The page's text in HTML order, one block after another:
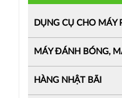
DỤNG CỤ CHO MÁY
MÁY ĐÁNH BÓNG,
HÀNG NHẬT BÃI